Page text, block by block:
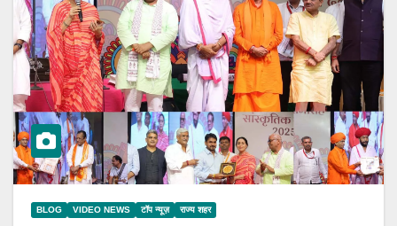
BLOG VIDEO NEWS टॉप न्यूज़ राज्य शहर